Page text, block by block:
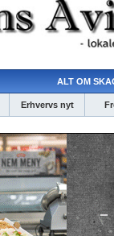
ALT OM
Erhvervs nyt